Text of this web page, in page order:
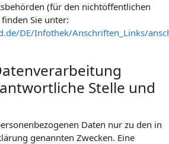
(für den nichtöffentlichen
Sie unter:
DE/Infothek/Anschriften_Links/
Stelle und
Daten nur zu den in
genannten Zwecken. Eine